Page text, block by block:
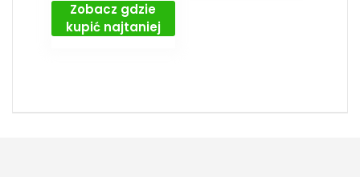
Zobacz gdzie
kupić najtaniej